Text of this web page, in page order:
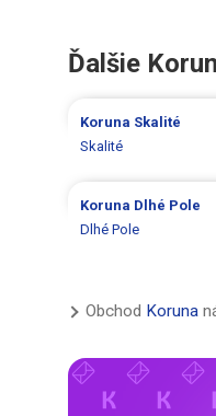
Ďalšie
Koruna Skalité
Skalité
Koruna Dlhé Pole
Dlhé Pole
Obchod Koruna